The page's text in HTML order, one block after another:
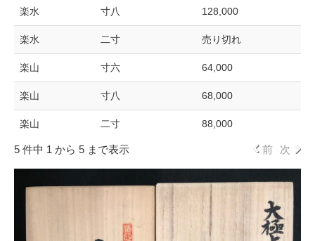
楽水 寸八 128,000
楽水 二寸 売り切れ
楽山 寸六 64,000
楽山 寸八 68,000
楽山 二寸 88,000
5 件中 1 から 5 まで表示 前 次